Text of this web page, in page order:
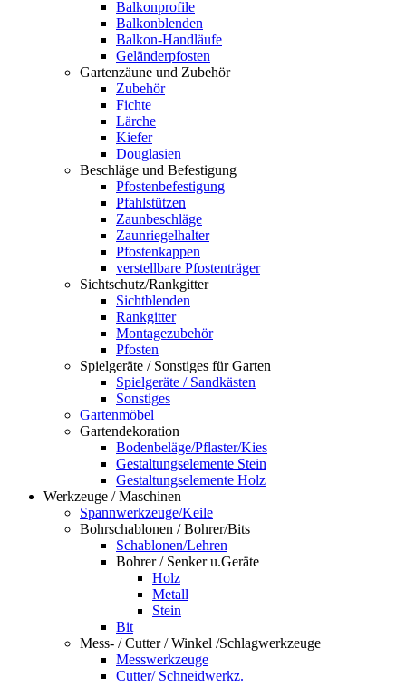
Balkonprofile
Balkonblenden
Balkon-Handläufe
Geländerpfosten
Gartenzäune und Zubehör
Zubehör
Fichte
Lärche
Kiefer
Douglasien
Beschläge und Befestigung
Pfostenbefestigung
Pfahlstützen
Zaunbeschläge
Zaunriegelhalter
Pfostenkappen
verstellbare Pfostenträger
Sichtschutz/Rankgitter
Sichtblenden
Rankgitter
Montagezubehör
Pfosten
Spielgeräte / Sonstiges für Garten
Spielgeräte / Sandkästen
Sonstiges
Gartenmöbel
Gartendekoration
Bodenbeläge/Pflaster/Kies
Gestaltungselemente Stein
Gestaltungselemente Holz
Werkzeuge / Maschinen
Spannwerkzeuge/Keile
Bohrschablonen / Bohrer/Bits
Schablonen/Lehren
Bohrer / Senker u.Geräte
Holz
Metall
Stein
Bit
Mess- / Cutter / Winkel /Schlagwerkzeuge
Messwerkzeuge
Cutter/ Schneidwerkz.